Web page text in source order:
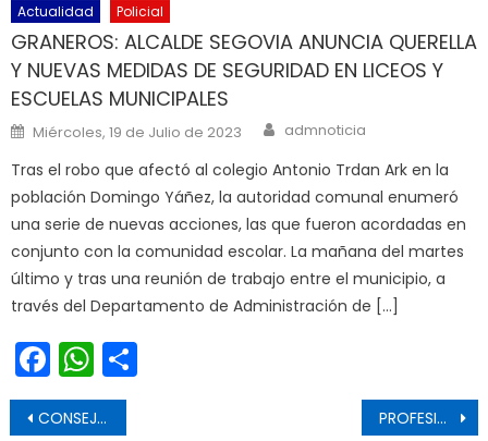
Actualidad Policial
GRANEROS: ALCALDE SEGOVIA ANUNCIA QUERELLA
Y NUEVAS MEDIDAS DE SEGURIDAD EN LICEOS Y
ESCUELAS MUNICIPALES
Posted on
Miércoles, 19 de Julio de 2023 Author
admnoticia
Tras el robo que afectó al colegio Antonio Trdan Ark en la
población Domingo Yáñez, la autoridad comunal enumeró
una serie de nuevas acciones, las que fueron acordadas en
conjunto con la comunidad escolar. La mañana del martes
último y tras una reunión de trabajo entre el municipio, a
través del Departamento de Administración de […]
Facebook
WhatsApp
Navegación de entradas
CONSEJO CONSULTIVO DEL HOSPITAL DE LOLOL REALIZA IMPORTANTE TRABAJO TERRITORIAL PROFESIONALES DE LA UCI DEL HOSPITAL SAN FERNANDO SE CAPACITAN MEDIANTE LA REALIDAD VIRTUAL